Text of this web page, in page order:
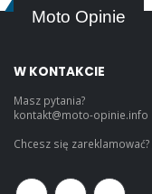
Moto Opinie
W KONTAKCIE
Masz pytania?
kontakt@moto-opinie.info
Chcesz się zareklamować?